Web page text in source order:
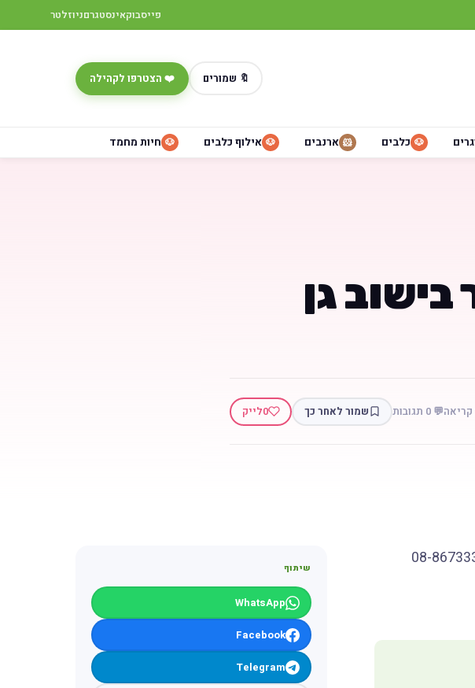
פייסבוקאינסטגרםניוזלטר
🔖 שמורים ❤️ הצטרפו לקהילה
🐶 כלבים 🐹 ארנבים 🐶 אילוף כלבים 🐶 חיות מחמד
בישוב גן
💬 0 תגובות שמור לאחר כך 0לייק
שיתוף
WhatsApp
Facebook
Telegram